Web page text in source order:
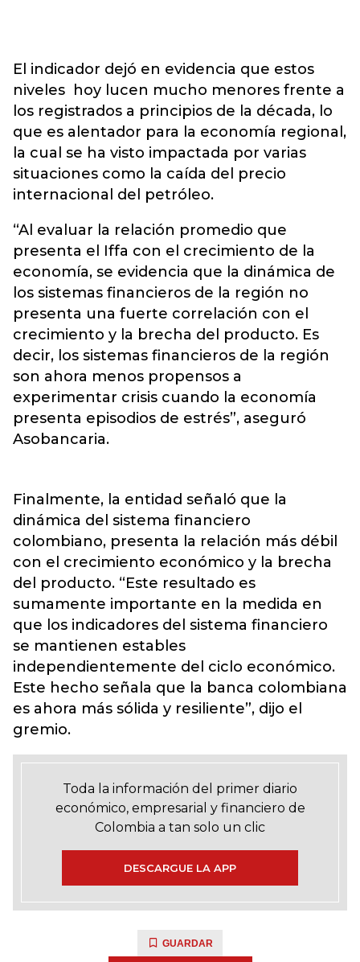
El indicador dejó en evidencia que estos
niveles hoy lucen mucho menores frente a
los registrados a principios de la década, lo
que es alentador para la economía regional,
la cual se ha visto impactada por varias
situaciones como la caída del precio
internacional del petróleo.
“Al evaluar la relación promedio que
presenta el Iffa con el crecimiento de la
economía, se evidencia que la dinámica de
los sistemas financieros de la región no
presenta una fuerte correlación con el
crecimiento y la brecha del producto. Es
decir, los sistemas financieros de la región
son ahora menos propensos a
experimentar crisis cuando la economía
presenta episodios de estrés”, aseguró
Asobancaria.
Finalmente, la entidad señaló que la
dinámica del sistema financiero
colombiano, presenta la relación más débil
con el crecimiento económico y la brecha
del producto. “Este resultado es
sumamente importante en la medida en
que los indicadores del sistema financiero
se mantienen estables
independientemente del ciclo económico.
Este hecho señala que la banca colombiana
es ahora más sólida y resiliente”, dijo el
gremio.
Toda la información del primer diario
económico, empresarial y financiero de
Colombia a tan solo un clic
DESCARGUE LA APP
GUARDAR